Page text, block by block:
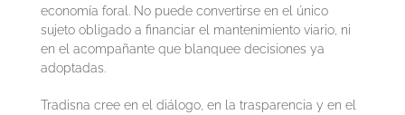
economía foral. No puede convertirse en el único
sujeto obligado a financiar el mantenimiento viario, ni
en el acompañante que blanquee decisiones ya
adoptadas.
Tradisna cree en el diálogo, en la trasparencia y en el